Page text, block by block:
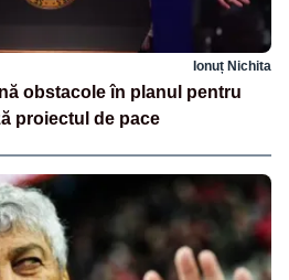
Ionuț Nichita
obstacole în planul pentru
proiectul de pace